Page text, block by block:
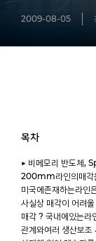
2009-08-05
목차
▶ 비메모리 반도체,
200mm라인의매각
미국에존재하는라인
사실상 매각이 어려
매각 ? 국내에있는라
관계와여러 생산보조